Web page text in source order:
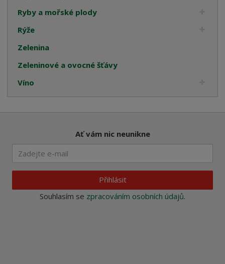
Ryby a mořské plody
Rýže
Zelenina
Zeleninové a ovocné šťávy
Víno
Ať vám nic neunikne
Přihlásit
Souhlasím se zpracováním osobních údajů.